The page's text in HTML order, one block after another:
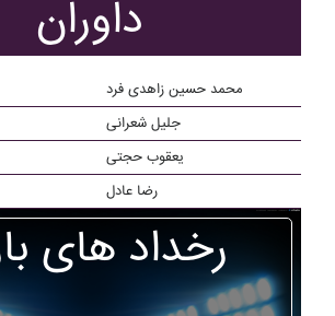
داوران
محمد حسین زاهدی فرد
جلیل شعرانی
یعقوب حجتی
رضا عادل
رخداد های